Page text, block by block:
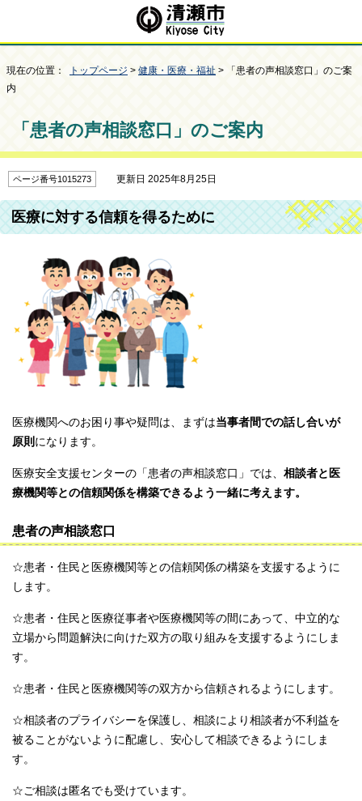
現在の位置： トップページ > 健康・医療・福祉 > 「患者の声相談窓口」のご案
内
「患者の声相談窓口」のご案内
ページ番号1015273 更新日 2025年8月25日
医療に対する信頼を得るために
医療機関へのお困り事や疑問は、まずは当事者間での話し合いが
原則 になります。
医療安全支援センターの「患者の声相談窓口」では、 相談者と医
療機関等との信頼関係を構築できるよう一緒に考えます。
患者の声相談窓口
☆患者・住民と医療機関等との信頼関係の構築を支援するように
します。
☆患者・住民と医療従事者や医療機関等の間にあって、中立的な
立場から問題解決に向けた双方の取り組みを支援するようにしま
す。
☆患者・住民と医療機関等の双方から信頼されるようにします。
☆相談者のプライバシーを保護し、相談により相談者が不利益を
被ることがないように配慮し、安心して相談できるようにしま
す。
☆ご相談は匿名でも受けています。